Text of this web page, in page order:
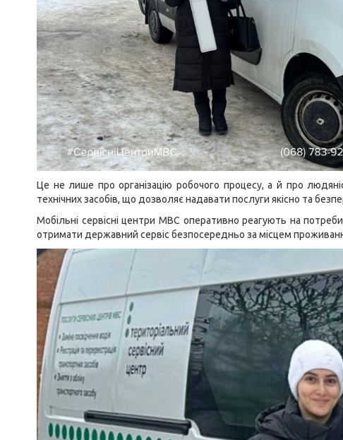
Це не лише про організацію робочого процесу, а й про
технічних засобів, що дозволяє надавати послуги якісно та
Мобільні сервісні центри МВС оперативно реагують на
отримати державний сервіс безпосередньо за місцем